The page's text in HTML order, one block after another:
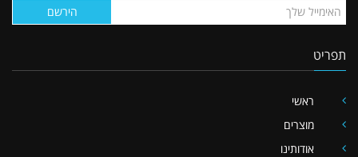
הירשם
תפריט
ראשי
מוצרים
אודותינו